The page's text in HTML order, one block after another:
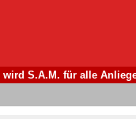
wird S.A.M. für alle